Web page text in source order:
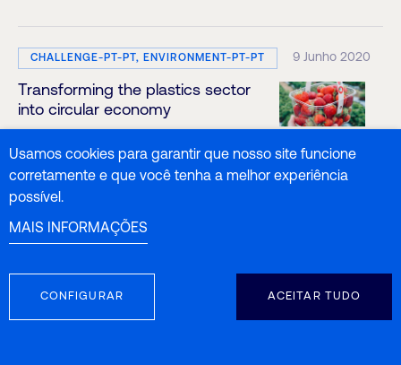
CHALLENGE-PT-PT, ENVIRONMENT-PT-PT 9 Junho 2020
Transforming the plastics sector
into circular economy
Análise de forragens e
Usamos cookies para garantir que nosso site funcione
corretamente e que você tenha a melhor experiência
possível.
MAIS INFORMAÇÕES
CONFIGURAR ACEITAR TUDO